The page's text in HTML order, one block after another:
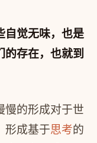
自觉无味，也是
的存在，也就到
慢的形成对于世
形成基于思考的